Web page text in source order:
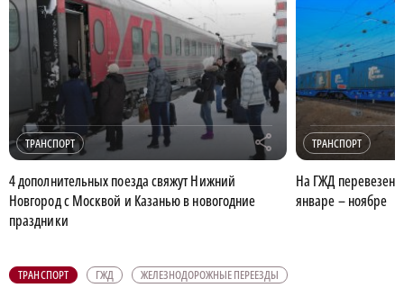
ТРАНСПОРТ r
4 дополнительных поезда свяжут Нижний
Новгород с Москвой и Казанью в новогодние
праздники
ТРАНСПОРТ
На ГЖД
январе – ноябре
ТРАНСПОРТ ГЖД ЖЕЛЕЗНОДОРОЖНЫЕ ПЕРЕЕЗДЫ